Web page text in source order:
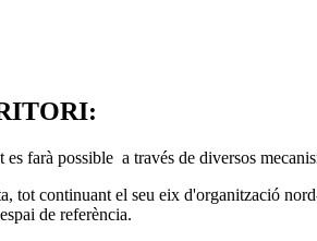
farà possible a través de diversos
continuant el seu eix d'organització
de referència.